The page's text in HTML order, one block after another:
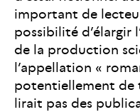
important de
possibilité d’élargir
de la production
l’appellation «
potentiellement de
lirait pas des